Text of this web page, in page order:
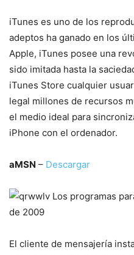
iTunes es uno de los
adeptos ha ganado en los
Apple, iTunes posee una
sido imitada hasta la
iTunes Store cualquier
legal millones de recursos
el medio ideal para
iPhone con el ordenador.
aMSN – Descargar
El cliente de mensajería